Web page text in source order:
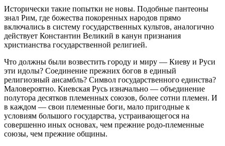
Исторически такие попытки не новы. Подобные пантеоны
знал Рим, где божества покоренных народов прямо
включались в систему государственных культов, аналогично
действует Константин Великий в канун признания
христианства государственной религией.
Что должны были возвестить городу и миру — Киеву и Руси
эти идолы? Соединение прежних богов в единый
религиозный ансамбль? Символ государственного единства?
Маловероятно. Киевская Русь изначально — объединение
полутора десятков племенных союзов, более сотни племен. И
в каждом — свои племенные боги, мало пригодные к
условиям большого государства, устраивающегося на
совершенно иных основах, чем прежние родо-племенные
союзы, чем прежние общины.